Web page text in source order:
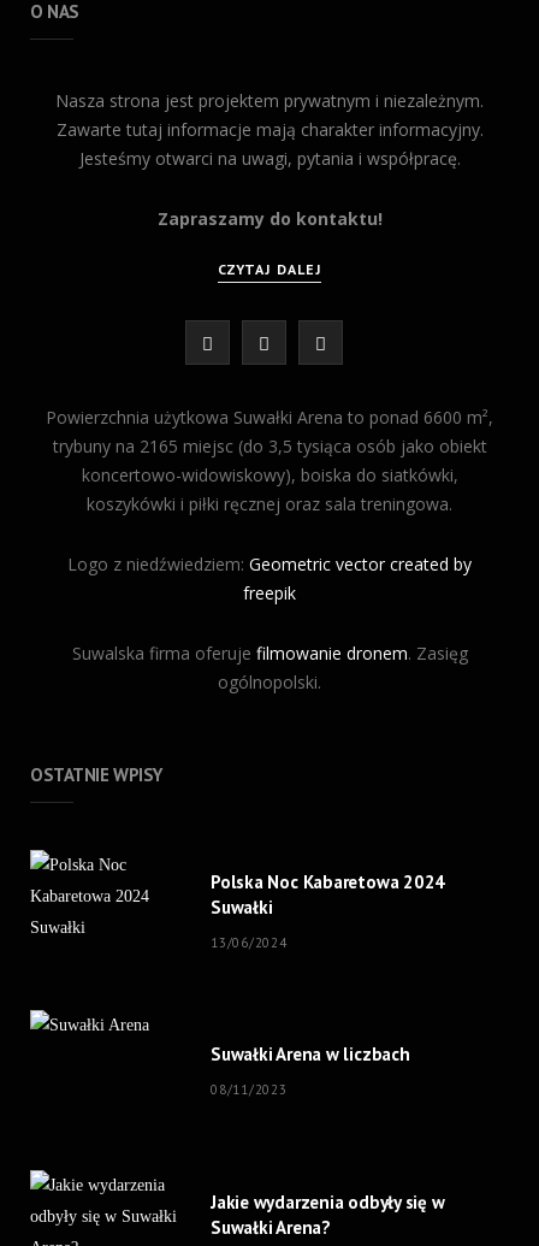
O NAS
Nasza strona jest projektem prywatnym i niezależnym.
Zawarte tutaj informacje mają charakter informacyjny.
Jesteśmy otwarci na uwagi, pytania i współpracę.
Zapraszamy do kontaktu!
CZYTAJ DALEJ
F
c
e
o
k
I
s
t
a
g
r
a
m
Y
u
T
b
Powierzchnia użytkowa Suwałki Arena to ponad 6600 m²,
trybuny na 2165 miejsc (do 3,5 tysiąca osób jako obiekt
koncertowo-widowiskowy), boiska do siatkówki,
koszykówki i piłki ręcznej oraz sala treningowa.
Logo z niedźwiedziem: Geometric vector created by
freepik
Suwalska firma oferuje filmowanie dronem. Zasięg
ogólnopolski.
OSTATNIE WPISY
Polska Noc Kabaretowa 2024
Suwałki
13/06/2024
Suwałki Arena w liczbach
08/11/2023
Jakie wydarzenia odbyły się w
Suwałki Arena?